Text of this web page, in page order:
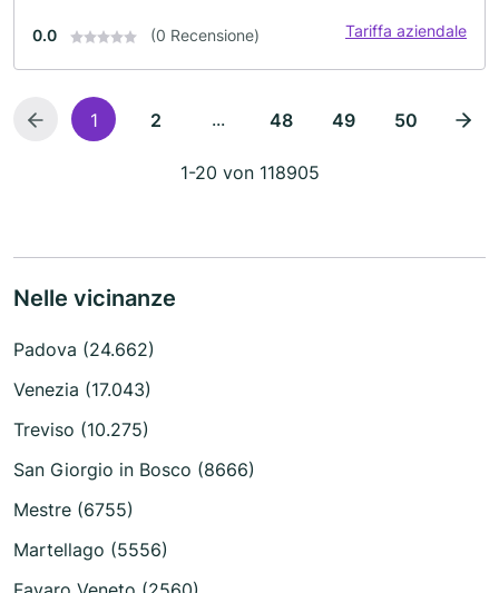
0.0 (0 Recensione) Tariffa aziendale
1 2 ... 48 49 50
1-20 von 118905
Nelle vicinanze
Padova (24.662)
Venezia (17.043)
Treviso (10.275)
San Giorgio in Bosco (8666)
Mestre (6755)
Martellago (5556)